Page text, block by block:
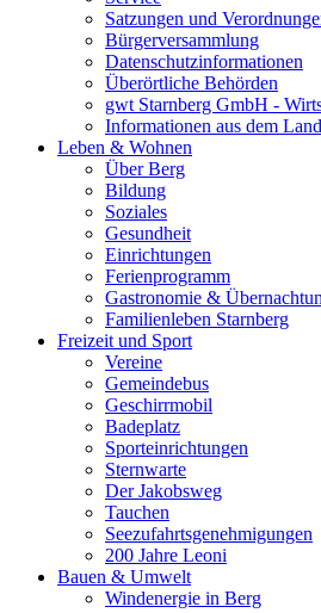
Satzungen und
Bürgerversammlung
Datenschutzinformationen
Überörtliche Behörden
gwt Starnberg GmbH -
Informationen aus dem
Leben & Wohnen
Über Berg
Bildung
Soziales
Gesundheit
Einrichtungen
Ferienprogramm
Gastronomie &
Familienleben Starnberg
Freizeit und Sport
Vereine
Gemeindebus
Geschirrmobil
Badeplatz
Sporteinrichtungen
Sternwarte
Der Jakobsweg
Tauchen
Seezufahrtsgenehmigungen
200 Jahre Leoni
Bauen & Umwelt
Windenergie in Berg